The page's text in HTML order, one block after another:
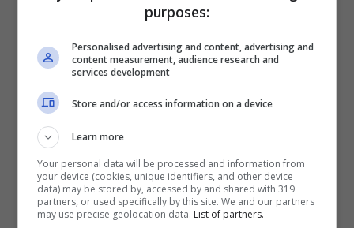
ancora non è stata annunciata. Il dvd verrà
White, laThird Man Records.
purposes:
Personalised advertising and content, advertising and
content measurement, audience research and
services development
Store and/or access information on a device
Learn more
Your personal data will be processed and information from
your device (cookies, unique identifiers, and other device
data) may be stored by, accessed by and shared with 319
partners, or used specifically by this site. We and our partners
may use precise geolocation data. List of partners.